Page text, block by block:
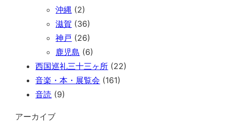
沖縄 (2)
滋賀 (36)
神戸 (26)
鹿児島 (6)
西国巡礼三十三ヶ所 (22)
音楽・本・展覧会 (161)
音読 (9)
アーカイブ